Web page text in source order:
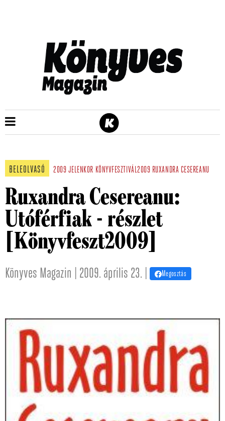
BELEOLVASÓ 2009 JELENKOR KÖNYVFESZTIVÁL2009 RUXANDRA CESEREANU
Ruxandra Cesereanu:
Utóférfiak - részlet
[Könyvfeszt2009]
Könyves Magazin | 2009. április 23. | Megosztás